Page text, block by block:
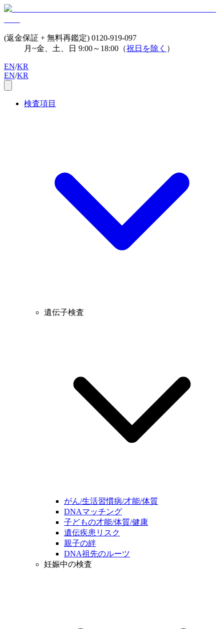
(返金保証 + 無料再鑑定) 0120-919-097
月~金、土、日 9:00～18:00（祝日を除く ）
EN/KR
EN/KR
検査項目
遺伝子検査
がん/生活習慣病/才能/体質
DNAマッチング
子どもの才能/体質/健康
遺伝疾患リスク
親子の絆
DNA祖先のルーツ
妊娠中の検査